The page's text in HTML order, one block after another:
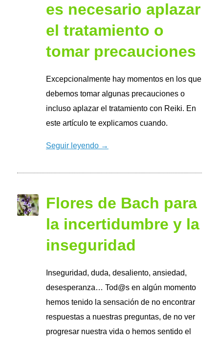
es necesario aplazar
el tratamiento o
tomar precauciones
Excepcionalmente hay momentos en los que
debemos tomar algunas precauciones o
incluso aplazar el tratamiento con Reiki. En
este artículo te explicamos cuando.
Seguir leyendo →
Flores de Bach para
la incertidumbre y la
inseguridad
Inseguridad, duda, desaliento, ansiedad,
desesperanza… Tod@s en algún momento
hemos tenido la sensación de no encontrar
respuestas a nuestras preguntas, de no ver
progresar nuestra vida o hemos sentido el